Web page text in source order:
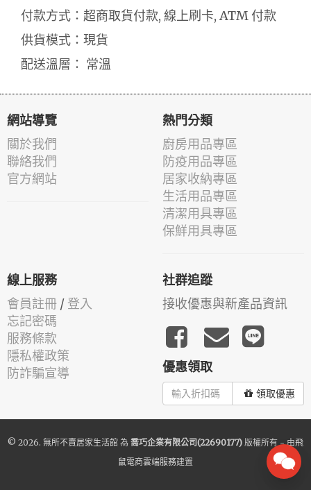
付款方式：超商取貨付款, 線上刷卡, ATM 付款
供貨模式：現貨
配送溫層： 常溫
網站導覽
關於我們
聯絡我們
官方網站
熱門分類
廚房用品專區
防疫用品專區
居家收納專區
生活用品專區
清潔用具專區
保鮮用具專區
線上服務
會員註冊 / 登入
忘記密碼
服務條款
隱私權政策
防詐騙宣導
社群追蹤
接收優惠與新產品資訊
優惠領取
領取優惠
© 2026. 無所不賣居家生活館 為 喬巧企業有限公司(22690177) 版權所有 - 由飛
鼠電商雲端服務建置